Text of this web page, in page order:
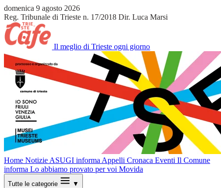
domenica 9 agosto 2026
Reg. Tribunale di Trieste n. 17/2018 Dir. Luca Marsi
Il meglio di Trieste ogni giorno
Home Notizie ASUGI informa Appelli Cronaca Eventi Il Comune
informa Lo abbiamo provato per voi Movida
Tutte le categorie ▼